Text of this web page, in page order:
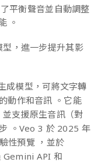
平衡聲音並自動調整
。
，進一步提升其影
成模型，可將文字轉
動作和音訊 。它能
支援原生音訊（對
。Veo 3 於 2025 年
性預覽 ，並於
API 和